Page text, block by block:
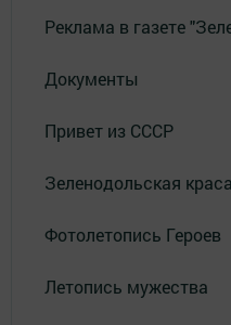
Реклама в газете
Документы
Привет из СССР
Зеленодольская
Фотолетопись Героев
Летопись мужества